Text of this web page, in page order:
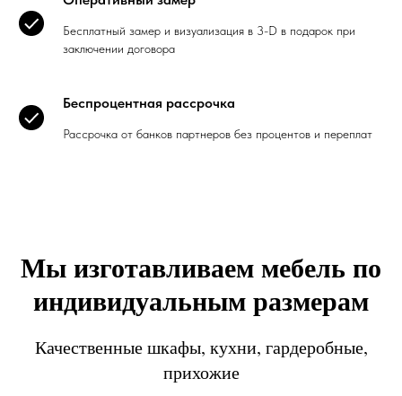
Бесплатный замер и визуализация в 3-D в подарок при
заключении договора
Беспроцентная рассрочка
Рассрочка от банков партнеров без процентов и переплат
Мы изготавливаем мебель по
индивидуальным размерам
Качественные шкафы, кухни, гардеробные,
прихожие